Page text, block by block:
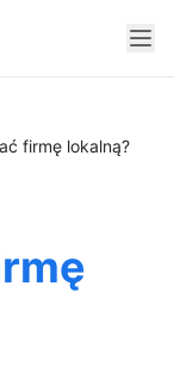
firmę lokalną?